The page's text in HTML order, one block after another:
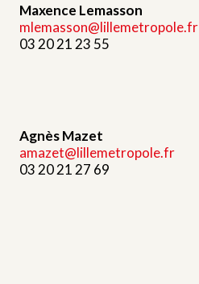
Maxence Lemasson
mlemasson@lillemetropole.fr
03 20 21 23 55
Agnès Mazet
amazet@lillemetropole.fr
03 20 21 27 69